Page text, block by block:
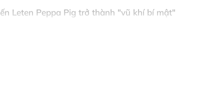
Leten Peppa Pig trở thành "vũ khí bí mật"